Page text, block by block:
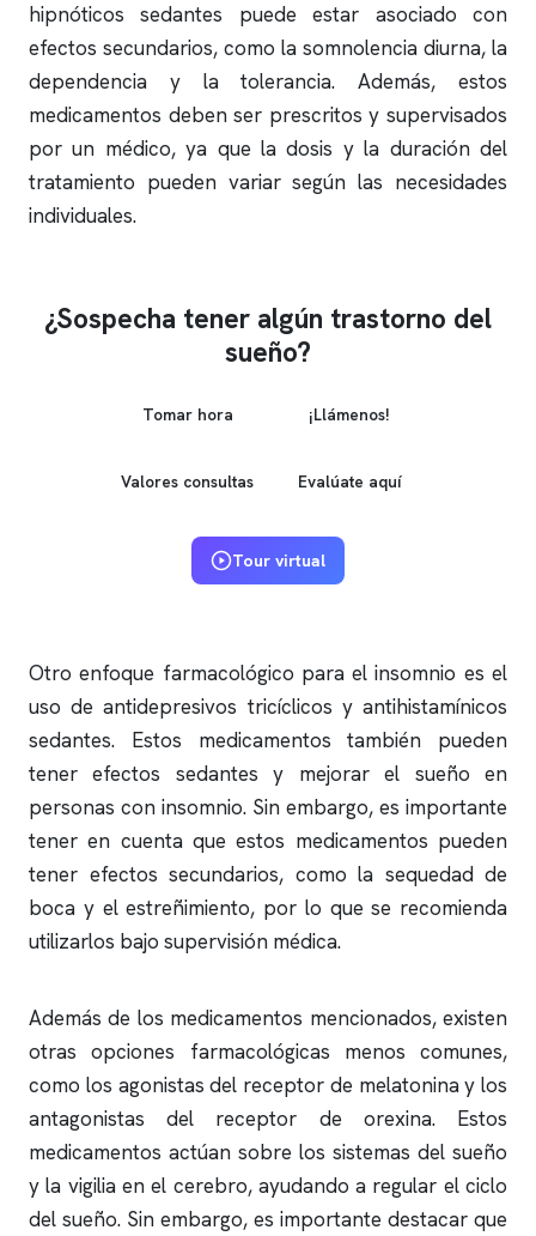
hipnóticos sedantes puede estar asociado con
efectos secundarios, como la somnolencia diurna, la
dependencia y la tolerancia. Además, estos
medicamentos deben ser prescritos y supervisados
por un médico, ya que la dosis y la duración del
tratamiento pueden variar según las necesidades
individuales.
¿Sospecha tener algún trastorno del
sueño?
Tomar hora ¡Llámenos!
Valores consultas Evalúate aquí
Tour virtual
Otro enfoque farmacológico para elinsomnio es el
uso de antidepresivos tricíclicos y antihistamínicos
sedantes. Estos medicamentos también pueden
tener efectos sedantes y mejorar el sueño en
personas con insomnio. Sin embargo, es importante
tener en cuenta que estos medicamentos pueden
tener efectos secundarios, como la sequedad de
boca y el estreñimiento, por lo que se recomienda
utilizarlos bajo supervisión médica.
Además de los medicamentos mencionados, existen
otras opciones farmacológicas menos comunes,
como los agonistas del receptor de melatonina y los
antagonistas del receptor de orexina. Estos
medicamentos actúan sobre los sistemas del sueño
y la vigilia en el cerebro, ayudando a regular el ciclo
del sueño. Sin embargo, es importante destacar que